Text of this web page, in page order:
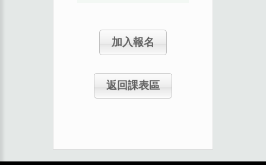
加入報名
返回課表區